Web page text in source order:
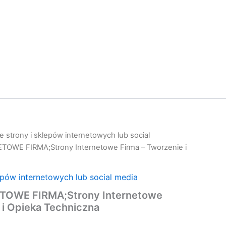
strony i sklepów internetowych lub social
FIRMA;Strony Internetowe Firma – Tworzenie i
internetowych lub social media
FIRMA;Strony Internetowe
Opieka Techniczna